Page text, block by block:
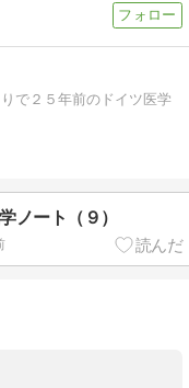
で２５年前のドイツ医学
ノート（９）